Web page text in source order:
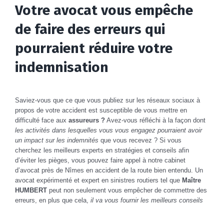
Votre avocat vous empêche
de faire des erreurs qui
pourraient réduire votre
indemnisation
Saviez-vous que ce que vous publiez sur les réseaux sociaux à
propos de votre accident est susceptible de vous mettre en
difficulté face aux assureurs ? Avez-vous réfléchi à la façon dont
les activités dans lesquelles vous vous engagez pourraient avoir
un impact sur les indemnités que vous recevez ? Si vous
cherchez les meilleurs experts en stratégies et conseils afin
d’éviter les pièges, vous pouvez faire appel à notre cabinet
d’avocat près de Nîmes en accident de la route bien entendu. Un
avocat expérimenté et expert en sinistres routiers tel que Maître
HUMBERT peut non seulement vous empêcher de commettre des
erreurs, en plus que cela, il va vous fournir les meilleurs conseils